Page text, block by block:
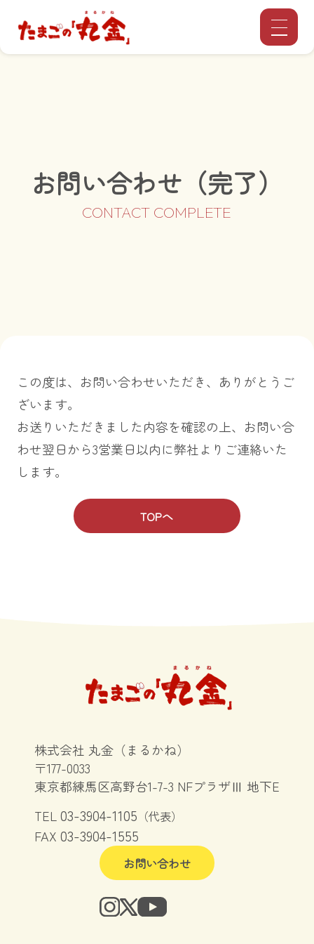
お問い合わせ（完了）
この度は、お問い合わせいただき、ありがとうご
ざいます。
お送りいただきました内容を確認の上、お問い合
わせ翌日から3営業日以内に弊社よりご連絡いた
します。
TOPへ
株式会社 丸金（まるかね）
〒177-0033
東京都練馬区高野台1-7-3 NFプラザⅢ 地下E
TEL03-3904-1105 （代表）
FAX 03-3904-1555
お問い合わせ